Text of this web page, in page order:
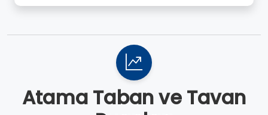
Atama Taban ve Tavan